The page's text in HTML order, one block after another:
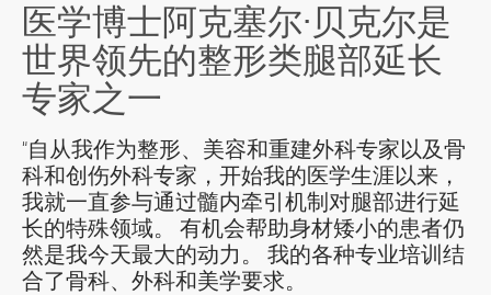
医学博士阿克塞尔·贝克尔是
世界领先的整形类腿部延长
专家之一
“自从我作为整形、美容和重建外科专家以及骨
科和创伤外科专家，开始我的医学生涯以来，
我就一直参与通过髓内牵引机制对腿部进行延
长的特殊领域。 有机会帮助身材矮小的患者仍
然是我今天最大的动力。 我的各种专业培训结
合了骨科、外科和美学要求。